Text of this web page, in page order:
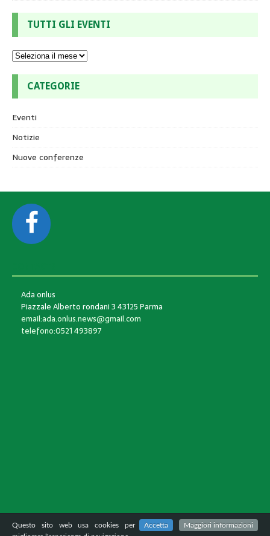
TUTTI GLI EVENTI
CATEGORIE
Eventi
Notizie
Nuove conferenze
Ada onlus
Piazzale Alberto rondani 3 43125 Parma
email:ada.onlus.news@gmail.com
telefono:0521 493897
Questo sito web usa cookies per
Accetta Maggiori informazioni